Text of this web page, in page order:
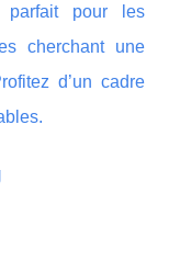
parfait pour les
cherchant une
d’un cadre